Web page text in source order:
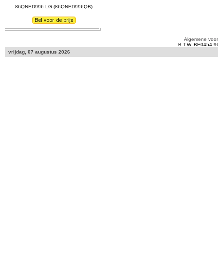
86QNED996 LG (86QNED996QB)
Algemene
B.T.W.
vrijdag, 07 augustus 2026